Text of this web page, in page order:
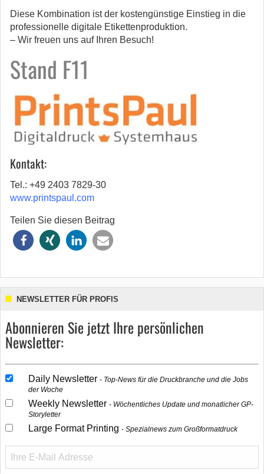
Diese Kombination ist der kostengünstige Einstieg in die
professionelle digitale Etikettenproduktion.
– Wir freuen uns auf Ihren Besuch!
Stand F11
Kontakt:
Tel.: +49 2403 7829-30
www.printspaul.com
Teilen Sie diesen Beitrag
NEWSLETTER FÜR PROFIS
Abonnieren Sie jetzt Ihre persönlichen
Newsletter:
Daily Newsletter
Top-News für die Druckbranche und die Jobs
der Woche
Weekly Newsletter
Wöchentliches Update und monatlicher GP-
Storyletter
Large Format Printing Spezialnews zum Großformatdruck